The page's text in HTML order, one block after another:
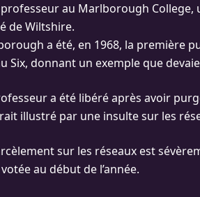
au Marlborough
de Wiltshire.
a été, en 1968, la première
Six, donnant un exemple que
a été libéré après avoir
illustré par une insulte sur les
sur les réseaux est
au début de l’année.